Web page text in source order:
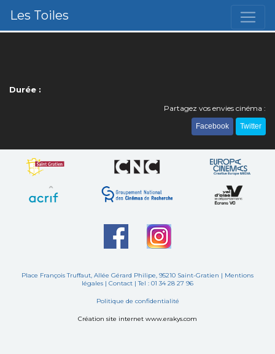
Les Toiles
Durée :
Partagez vos envies cinéma :
Facebook Twitter
Place François Truffaut, Allée Gérard Philipe, 95210 Saint-Gratien | Mentions
légales | Contact | Tel : 01 34 28 27 96
Politique de confidentialité
Création site internet www.erakys.com